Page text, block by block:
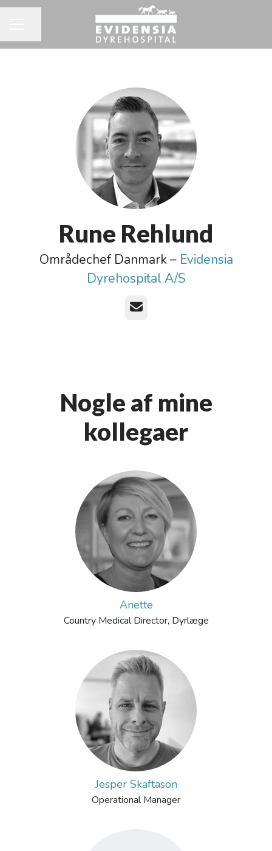
Rune Rehlund
Områdechef Danmark – Evidensia
Dyrehospital A/S
E-mail
Nogle af mine
kollegaer
Anette
Country Medical Director, Dyrlæge
Jesper Skaftason
Operational Manager